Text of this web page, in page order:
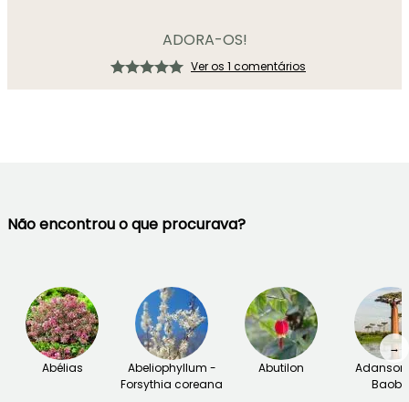
ADORA-OS!
Ver os 1 comentários
Não encontrou o que procurava?
Abélias
Abeliophyllum -
Forsythia coreana
Abutilon
Baobá
→